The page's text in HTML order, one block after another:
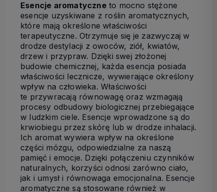
Esencje aromatyczneto mocno stężone
esencje uzyskiwane z roślin aromatycznych,
które mają określone właściwości
terapeutyczne. Otrzymuje się je zazwyczaj w
drodze destylacji z owoców, ziół, kwiatów,
drzew i przypraw. Dzięki swej złożonej
budowie chemicznej, każda esencja posiada
właściwości lecznicze, wywierające określony
wpływ na człowieka. Właściwości
te przywracają równowagę oraz wzmagają
procesy odbudowy biologicznej przebiegające
w ludzkim ciele. Esencje wprowadzone są do
krwiobiegu przez skórę lub w drodze inhalacji.
Ich aromat wywiera wpływ na określone
części mózgu, odpowiedzialne za naszą
pamięć i emocje. Dzięki połączeniu czynników
naturalnych, korzyści odnosi zarówno ciało,
jak i umysł i równowaga emocjonalna. Esencje
aromatyczne są stosowane również w